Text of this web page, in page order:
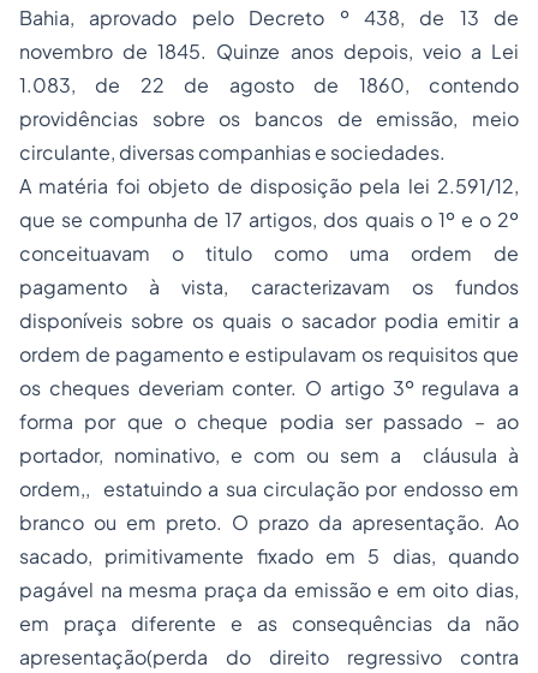
Bahia, aprovado pelo Decreto º 438, de 13 de
novembro de 1845. Quinze anos depois, veio a Lei
1.083, de 22 de agosto de 1860, contendo
providências sobre os bancos de emissão, meio
circulante, diversas companhias e sociedades.
A matéria foi objeto de disposição pela lei 2.591/12,
que se compunha de 17 artigos, dos quais o 1º e o 2º
conceituavam o titulo como uma ordem de
pagamento à vista, caracterizavam os fundos
disponíveis sobre os quais o sacador podia emitir a
ordem de pagamento e estipulavam os requisitos que
os cheques deveriam conter. O artigo 3º regulava a
forma por que o cheque podia ser passado – ao
portador, nominativo, e com ou sem a cláusula à
ordem,, estatuindo a sua circulação por endosso em
branco ou em preto. O prazo da apresentação. Ao
sacado, primitivamente fixado em 5 dias, quando
pagável na mesma praça da emissão e em oito dias,
em praça diferente e as consequências da não
apresentação(perda do direito regressivo contra